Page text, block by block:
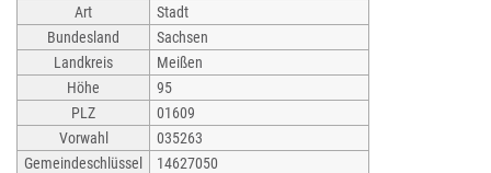
Art
Stadt
Bundesland
Sachsen
Landkreis
Meißen
Höhe
95
PLZ
01609
Vorwahl
035263
Gemeindeschlüssel
14627050